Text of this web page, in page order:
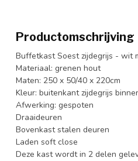
Productomschrijving
Buffetkast Soest zijdegrijs - wit
Materiaal: grenen hout
Maten: 250 x 50/40 x 220cm
Kleur: buitenkant zijdegrijs
Afwerking: gespoten
Draaideuren
Bovenkast stalen deuren
Laden soft close
Deze kast wordt in 2 delen